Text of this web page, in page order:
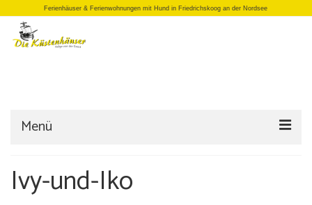
Ferienhäuser & Ferienwohnungen mit Hund in Friedrichskoog an der Nordsee
Menü
Einzelhäuser
Ivy-und-Iko